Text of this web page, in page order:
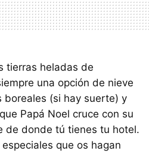
tierras heladas de
una opción de nieve
boreales (si hay suerte) y
Papá Noel cruce con su
de donde tú tienes tu hotel.
que os hagan